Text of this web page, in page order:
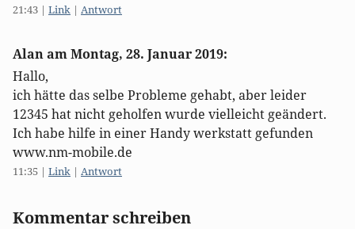
21:43 | Link | Antwort
Alan amMontag, 28. Januar 2019:
Hallo,
ich hätte das selbe Probleme gehabt, aber leider
12345 hat nicht geholfen wurde vielleicht geändert.
Ich habe hilfe in einer Handy werkstatt gefunden
www.nm-mobile.de
11:35 | Link | Antwort
Kommentar schreiben